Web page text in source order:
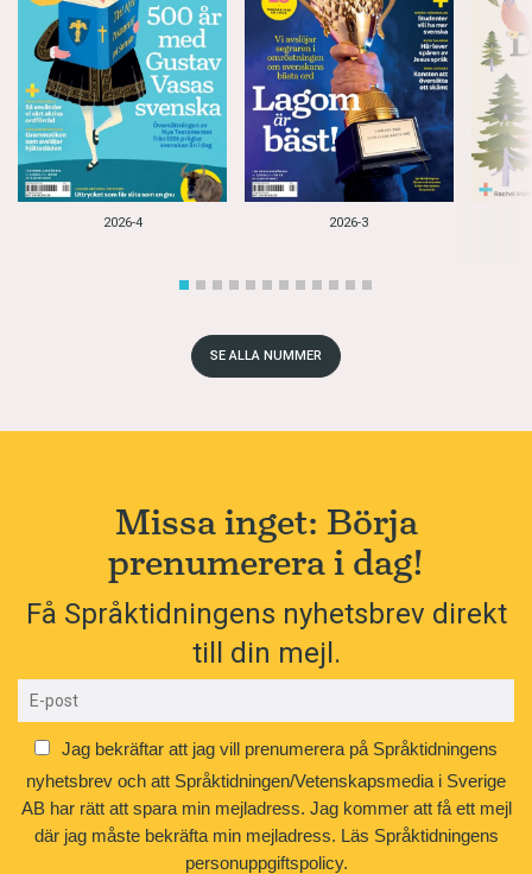
2026-4 2026-3
SE ALLA NUMMER
Missa inget: Börja
prenumerera i dag!
Få Språktidningens nyhetsbrev direkt
till din mejl.
Jag bekräftar att jag vill prenumerera på Språktidningens
nyhetsbrev och att Språktidningen/Vetenskapsmedia i Sverige
AB har rätt att spara min mejladress. Jag kommer att få ett mejl
där jag måste bekräfta min mejladress. Läs Språktidningens
personuppgiftspolicy.